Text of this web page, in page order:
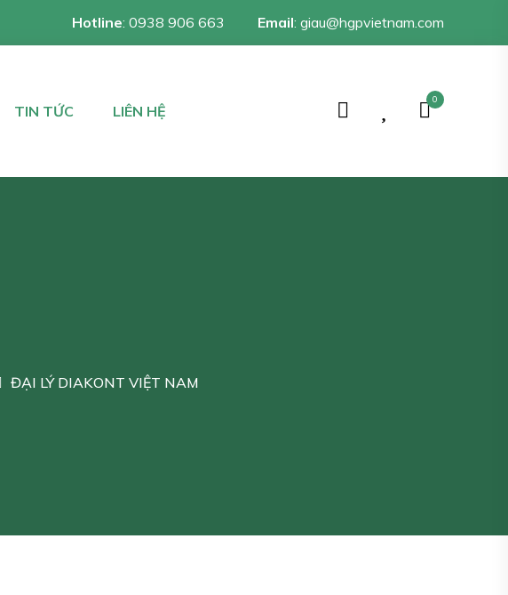
Hotline: 0938 906 663 Email: giau@hgpvietnam.com
TIN TỨC LIÊN HỆ
0
ĐẠI LÝ DIAKONT VIỆT NAM